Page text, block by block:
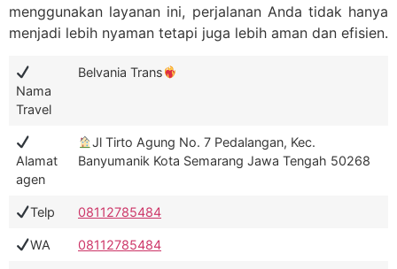
menggunakan layanan ini, perjalanan Anda tidak hanya
menjadi lebih nyaman tetapi juga lebih aman dan efisien.
Nama
Travel
Belvania Trans
Alamat
agen
Jl Tirto Agung No. 7 Pedalangan, Kec.
Banyumanik Kota Semarang Jawa Tengah 50268
Telp 08112785484
WA 08112785484